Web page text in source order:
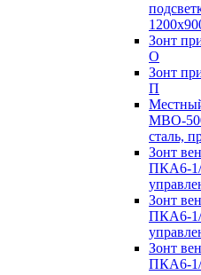
Зонт
О
Зонт
П
МВО-
сталь,
Зонт
ПКА6-1/
Зонт
ПКА6-1/
Зонт
ПКА6-